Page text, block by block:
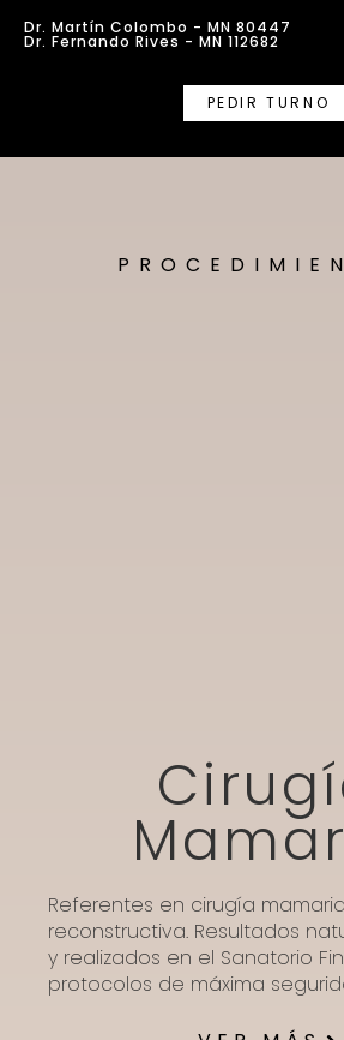
Dr. Martín Colombo - MN 80447
Dr. Fernando Rives - MN 112682
PEDIR TURNO
Referentes en cirugía
reconstructiva. Resultados
y realizados en el Sanatorio
protocolos de máxima